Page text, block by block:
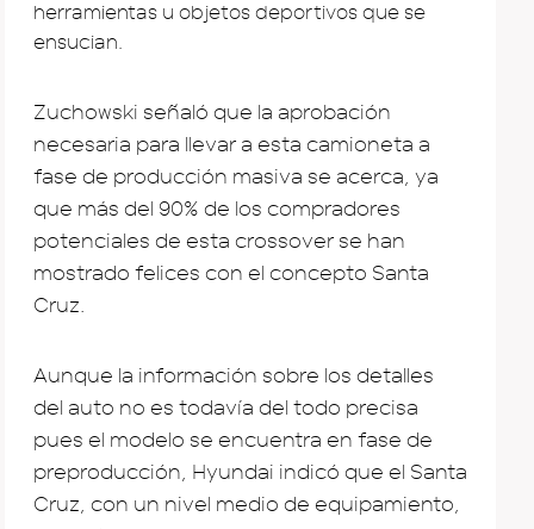
herramientas u objetos deportivos que se
ensucian.
Zuchowski señaló que la aprobación
necesaria para llevar a esta camioneta a
fase de producción masiva se acerca, ya
que más del 90% de los compradores
potenciales de esta crossover se han
mostrado felices con el concepto Santa
Cruz.
Aunque la información sobre los detalles
del auto no es todavía del todo precisa
pues el modelo se encuentra en fase de
preproducción, Hyundai indicó que el Santa
Cruz, con un nivel medio de equipamiento,